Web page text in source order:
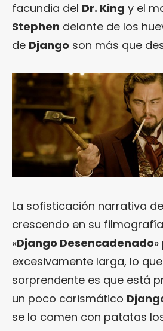
facundia del Dr. King y el
Stephen delante de los
de Django son más que
La sofisticación narrativa de
crescendo en su
«Django Desencadenado
excesivamente larga, lo
sorprendente es que está
un poco carismático
se lo comen con patatas